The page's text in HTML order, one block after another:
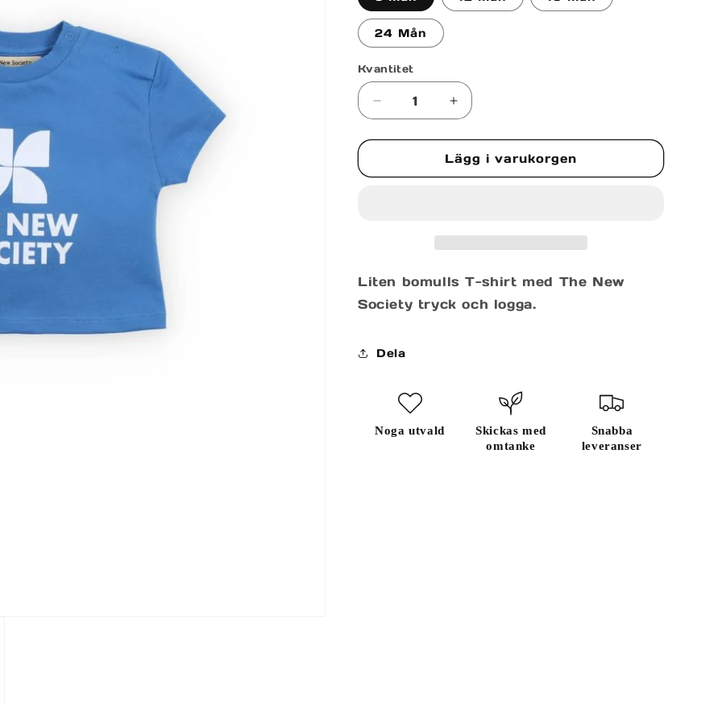
24 Mån
Kvantitet
Minska
för
LOGO
Öka
för
TNS
LOGO
SHIRT
Lägg i varukorgen
Liten bomulls T-shirt med The New
Society tryck och logga.
Dela
Noga utvald
Skickas med
omtanke
Snabba
leveranser